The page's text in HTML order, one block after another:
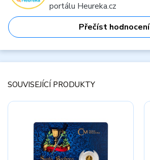
portálu Heureka.cz
Přečíst hodnocení
SOUVISEJÍCÍ PRODUKTY